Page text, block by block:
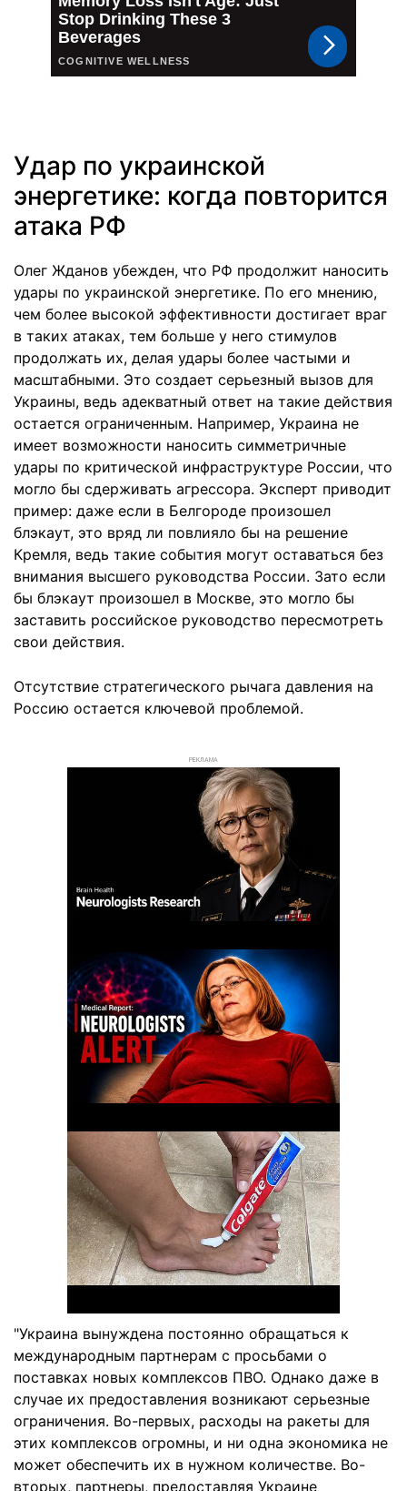
Удар по украинской
энергетике: когда повторится
атака РФ
Олег Жданов убежден, что РФ продолжит наносить
удары по украинской энергетике. По его мнению,
чем более высокой эффективности достигает враг
в таких атаках, тем больше у него стимулов
продолжать их, делая удары более частыми и
масштабными. Это создает серьезный вызов для
Украины, ведь адекватный ответ на такие действия
остается ограниченным. Например, Украина не
имеет возможности наносить симметричные
удары по критической инфраструктуре России, что
могло бы сдерживать агрессора. Эксперт приводит
пример: даже если в Белгороде произошел
блэкаут, это вряд ли повлияло бы на решение
Кремля, ведь такие события могут оставаться без
внимания высшего руководства России. Зато если
бы блэкаут произошел в Москве, это могло бы
заставить российское руководство пересмотреть
свои действия.
Отсутствие стратегического рычага давления на
Россию остается ключевой проблемой.
РЕКЛАМА
"Украина вынуждена постоянно обращаться к
международным партнерам с просьбами о
поставках новых комплексов ПВО. Однако даже в
случае их предоставления возникают серьезные
ограничения. Во-первых, расходы на ракеты для
этих комплексов огромны, и ни одна экономика не
может обеспечить их в нужном количестве. Во-
вторых, партнеры, предоставляя Украине